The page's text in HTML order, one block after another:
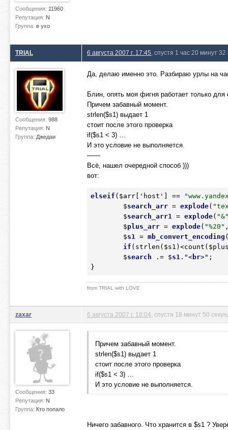
Сообщения: 11960
Репутация: N
Группа: в ухо
TRIAL
Сообщения: 988
Репутация: N
Группа: Джедаи
6 августа 2007 г. 17:45 , спустя 1 час 20 минут
Да, делаю именно это. Разбираю урлы на
Блин, опять моя фигня работает только
Причем забавный момент.
strlen($s1) выдает 1
стоит после этого проверка
if($s1 < 3) …
И это условие не выполняется.
——
Всё, нашел очередной способ )))
вот:
elseif ($arr['host'] ==
	$
search_arr = explode(
	$
search_arr1 = explode(
	$
plus_arr = explode( "%20"
	$
s1 = mb_convert_encoding
if ( strlen ($s1)<count
	$
search .= $s1 ."<br>";
}
from TRIAL with LOVE
zaxar
Сообщения: 33
Репутация: N
Группа: Кто попало
6 августа 2007 г. 18:04 , спустя 18 минут 50
Причем забавный момент.
strlen($s1) выдает 1
стоит после этого проверка
if($s1 < 3) …
И это условие не выполняется.
Ничего забавного. Что хранится в $s1 ?